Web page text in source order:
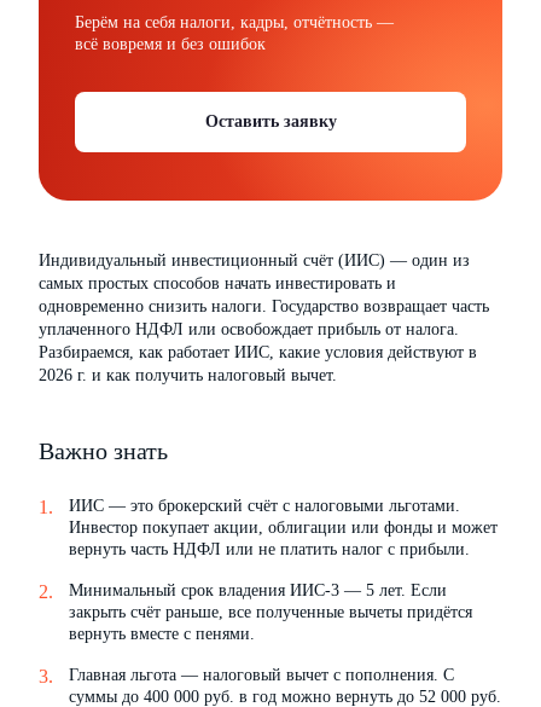
Берём на себя налоги, кадры, отчётность —
всё вовремя и без ошибок
Оставить заявку
Индивидуальный инвестиционный счёт (ИИС) — один из
самых простых способов начать инвестировать и
одновременно снизить налоги. Государство возвращает часть
уплаченного НДФЛ или освобождает прибыль от налога.
Разбираемся, как работает ИИС, какие условия действуют в
2026 г. и как получить налоговый вычет.
Важно знать
ИИС — это брокерский счёт с налоговыми льготами.
Инвестор покупает акции, облигации или фонды и может
вернуть часть НДФЛ или не платить налог с прибыли.
Минимальный срок владения ИИС-3 — 5 лет. Если
закрыть счёт раньше, все полученные вычеты придётся
вернуть вместе с пенями.
Главная льгота — налоговый вычет с пополнения. С
суммы до 400 000 руб. в год можно вернуть до 52 000 руб.